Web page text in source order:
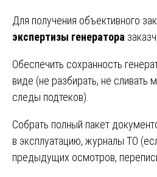
Для получения объективного
экспертизы генератора
Обеспечить сохранность
виде (не разбирать, не сливать
следы подтеков).
Собрать полный пакет
в эксплуатацию, журналы ТО
предыдущих осмотров,